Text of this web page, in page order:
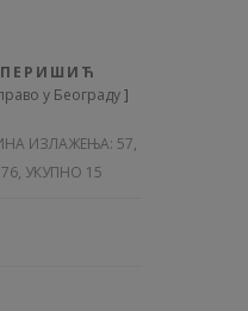
ПЕРИШИЋ
у Београду]
ИЗЛАЖЕЊА: 57,
УКУПНО 15